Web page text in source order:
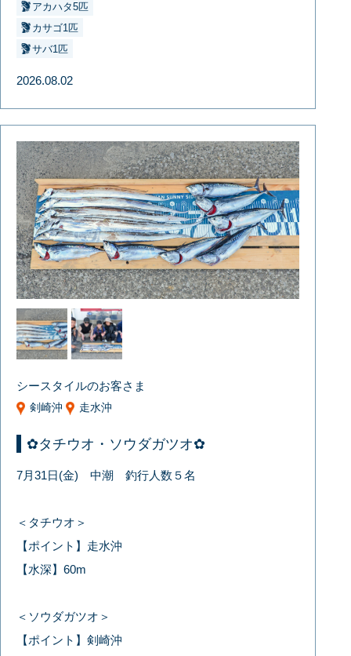
アカハタ5匹
カサゴ1匹
サバ1匹
2026.08.02
シースタイルのお客さま
剣崎沖 走水沖
✿タチウオ・ソウダガツオ✿
7月31日(金) 中潮 釣行人数５名
＜タチウオ＞
【ポイント】走水沖
【水深】60m
＜ソウダガツオ＞
【ポイント】剣崎沖